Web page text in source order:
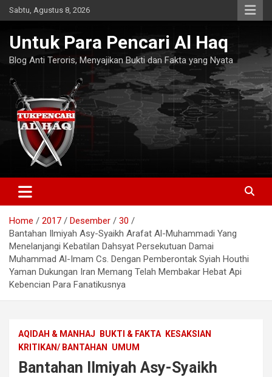
Skip
to
Sabtu, Agustus 8, 2026
Untuk Para Pencari Al Haq
Blog Anti Teroris, Menyajikan Bukti dan Fakta yang Nyata
Home 2017 Desember
30
Bantahan Ilmiyah Asy-Syaikh Arafat Al-Muhammadi Yang
Menelanjangi Kebatilan Dahsyat Persekutuan Damai
Muhammad Al-Imam Cs. Dengan Pemberontak Syiah Houthi
Yaman Dukungan Iran Memang Telah Membakar Hebat Api
Kebencian Para Fanatikusnya
AQIDAH & MANHAJ BUKTI & FAKTA
KESAKSIAN
KRITIKAN/ BANTAHAN
UMUM
Bantahan Ilmiyah Asy-Syaikh